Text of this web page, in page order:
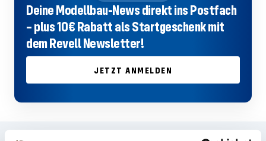
Deine Modellbau-News direkt ins Postfach
– plus 10€ Rabatt als Startgeschenk mit
dem Revell Newsletter!
JETZT ANMELDEN